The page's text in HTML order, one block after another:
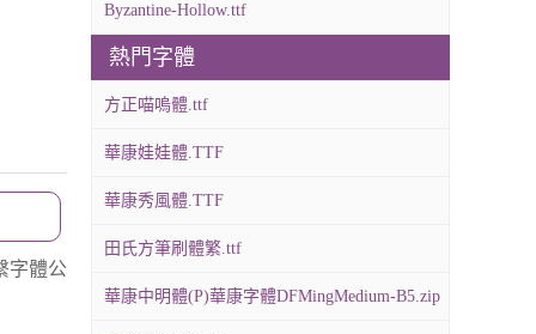
字體公
Byzantine-Hollow.ttf
熱門字體
方正喵嗚體.ttf
華康娃娃體.TTF
華康秀風體.TTF
田氏方筆刷體繁.ttf
華康中明體(P)華康字體DFMingMedium-B5.zip